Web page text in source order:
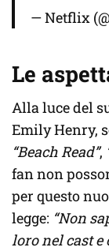
— Netflix
Le
Alla luce del
Emily Henry,
“Beach Read”,
fan non
per questo
legge: “Non
loro nel cast